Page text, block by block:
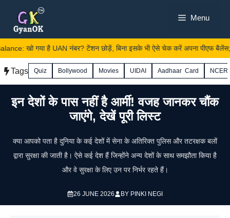
content
Menu
खो गया है UAN नंबर? टेंशन छोड़ें, बिना इसके भी ऐसे चेक करें अपना पीएफ बैलेंस; ये
Tags Quiz Bollywood Movies UIDAI Aadhaar Card
इन देशों के पास नहीं है आर्मी! वजह जानकर चौंक
जाएंगे, देखें पूरी लिस्ट
क्या आपको पता है दुनिया के कई देशों में सेना के अतिरिक्त पुलिस और तटरक्षक बलों
द्वारा सुरक्षा की जाती है। ऐसे कई देश हैं जिन्होंने अन्य देशों के साथ समझौता किया है
और वे सुरक्षा के लिए उन पर निर्भर रहते हैं।
26 JUNE 2026 BY PINKI NEGI